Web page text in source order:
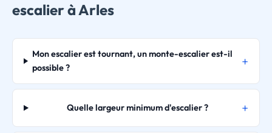
escalier à Arles
Mon escalier est tournant, un monte-escalier est-il
possible ?
Quelle largeur minimum d'escalier ?